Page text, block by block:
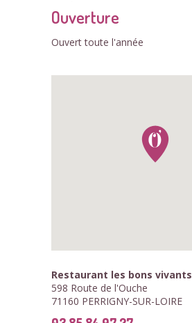
Ouverture
Ouvert toute l'année
Restaurant les bons vivants
598 Route de l'Ouche
71160 PERRIGNY-SUR-LOIRE